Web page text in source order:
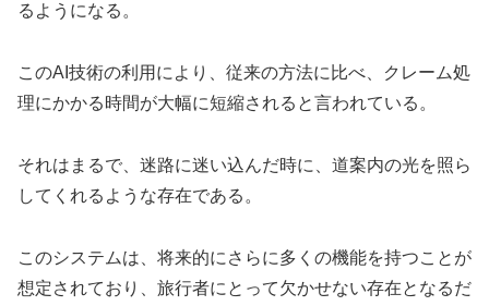
るようになる。
このAI技術の利用により、従来の方法に比べ、クレーム処
理にかかる時間が大幅に短縮されると言われている。
それはまるで、迷路に迷い込んだ時に、道案内の光を照ら
してくれるような存在である。
このシステムは、将来的にさらに多くの機能を持つことが
想定されており、旅行者にとって欠かせない存在となるだ